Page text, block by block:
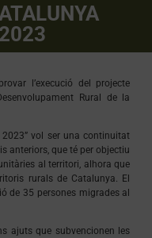
l’execució del projecte
Rural de la
2023” vol ser una continuitat
anteriors, que té per objectiu
al territori, alhora que
rurals de Catalunya. El
de 35 persones migrades al
ajuts que subvencionen les